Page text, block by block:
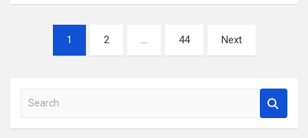
Навигация
1 2 … 44 Next
a